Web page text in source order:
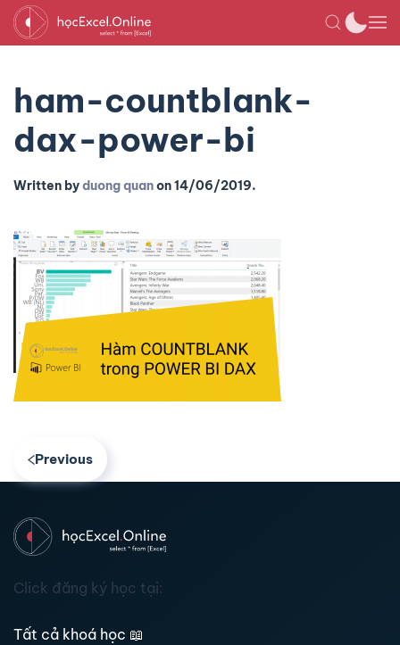
ham-countblank-
dax-power-bi
Written byduong quanon14/06/2019.
Previous
Click đăng ký học tại:
Tất cả khoá học 📖